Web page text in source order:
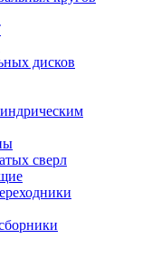
дисков
сверл